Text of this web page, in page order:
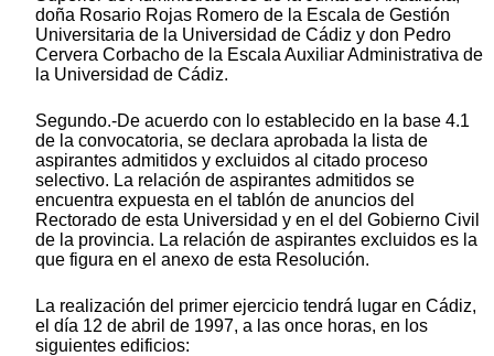
doña Rosario Rojas Romero de la Escala de Gestión
Universitaria de la Universidad de Cádiz y don Pedro
Cervera Corbacho de la Escala Auxiliar Administrativa de
la Universidad de Cádiz.
Segundo.-De acuerdo con lo establecido en la base 4.1
de la convocatoria, se declara aprobada la lista de
aspirantes admitidos y excluidos al citado proceso
selectivo. La relación de aspirantes admitidos se
encuentra expuesta en el tablón de anuncios del
Rectorado de esta Universidad y en el del Gobierno Civil
de la provincia. La relación de aspirantes excluidos es la
que figura en el anexo de esta Resolución.
La realización del primer ejercicio tendrá lugar en Cádiz,
el día 12 de abril de 1997, a las once horas, en los
siguientes edificios: